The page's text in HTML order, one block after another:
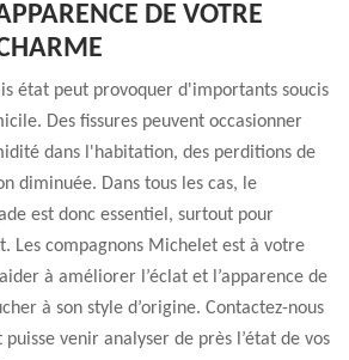
DE VOTRE
état peut provoquer d'importants soucis
Des fissures peuvent occasionner
dans l'habitation, des perditions de
diminuée. Dans tous les cas, le
est donc essentiel, surtout pour
Les compagnons Michelet est à votre
à améliorer l’éclat et l’apparence de
à son style d’origine. Contactez-nous
venir analyser de près l’état de vos